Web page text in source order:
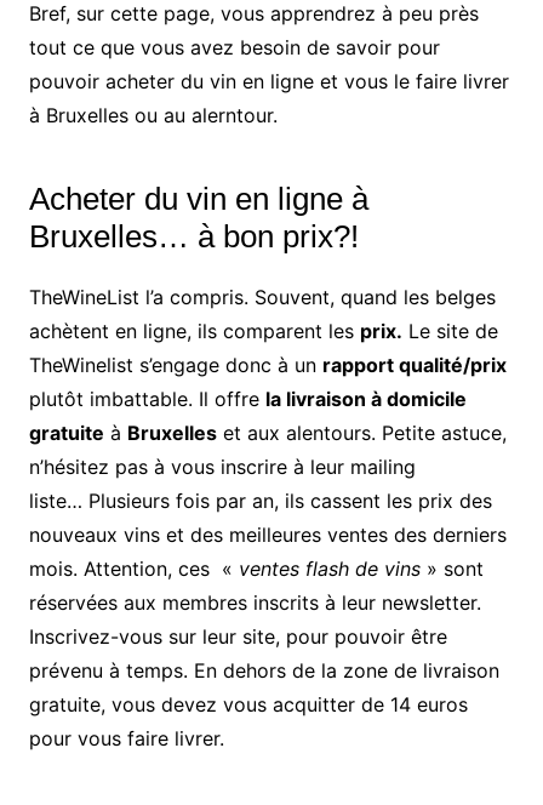
Bref, sur cette page, vous apprendrez à peu près
tout ce que vous avez besoin de savoir pour
pouvoir acheter du vin en ligne et vous le faire livrer
à Bruxelles ou au alerntour.
Acheter du vin en ligne à
Bruxelles… à bon prix?!
TheWineList l’a compris. Souvent, quand les belges
achètent en ligne, ils comparent les prix. Le site de
TheWinelist s’engage donc à un rapport qualité/prix
plutôt imbattable. Il offre la livraison à domicile
gratuite à Bruxelleset aux alentours. Petite astuce,
n’hésitez pas à vous inscrire à leur mailing
liste… Plusieurs fois par an, ils cassent les prix des
nouveaux vins et des meilleures ventes des derniers
mois. Attention, ces « ventes flash de vins» sont
réservées aux membres inscrits à leur newsletter.
Inscrivez-vous sur leur site, pour pouvoir être
prévenu à temps. En dehors de la zone de livraison
gratuite, vous devez vous acquitter de 14 euros
pour vous faire livrer.